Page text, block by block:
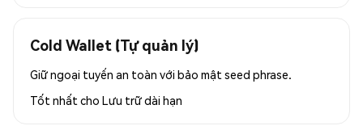
Cold Wallet (Tự quản lý)
Giữ ngoại tuyến an toàn với bảo mật seed phrase.
Tốt nhất cho Lưu trữ dài hạn